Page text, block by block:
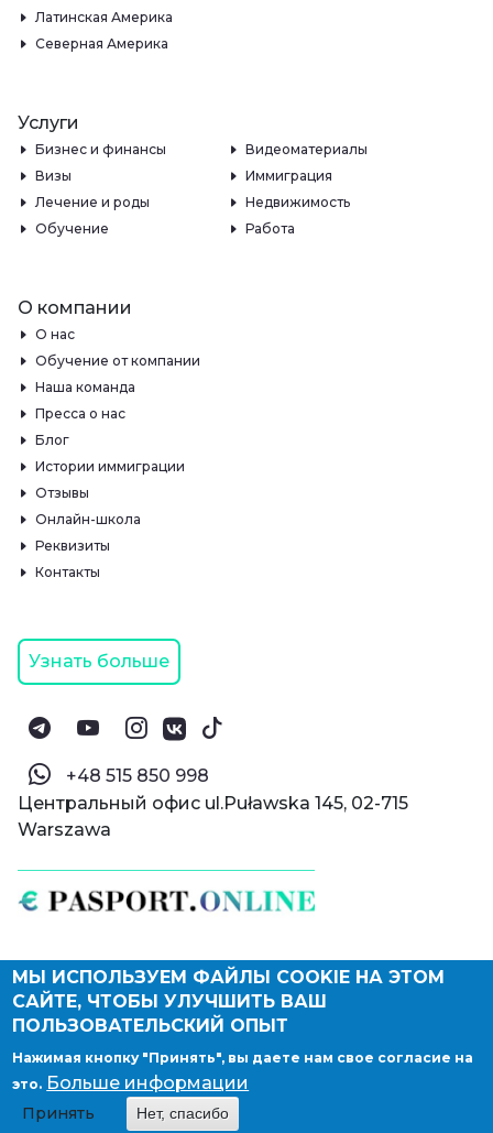
© Паспорт Онлайн 2019—2026
Политика конфиденциальности
Оферта и конфиденциальность:РФ
Правовые документы
Депонирование логотипа компании
Латинская Америка
Северная Америка
Услуги
Бизнес и финансы
Видеоматериалы
Визы
Иммиграция
Лечение и роды
Недвижимость
Обучение
Работа
О компании
О нас
Обучение от компании
Наша команда
Пресса о нас
Блог
Истории иммиграции
Отзывы
Онлайн-школа
Реквизиты
Контакты
Узнать больше
‪+48 515 850 998‬
Центральный офис ul.Puławska 145, 02-715
Warszawa
МЫ ИСПОЛЬЗУЕМ ФАЙЛЫ COOKIE НА ЭТОМ
САЙТЕ, ЧТОБЫ УЛУЧШИТЬ ВАШ
ПОЛЬЗОВАТЕЛЬСКИЙ ОПЫТ
Нажимая кнопку "Принять", вы даете нам свое согласие на
это. Больше информации
Принять Нет, спасибо